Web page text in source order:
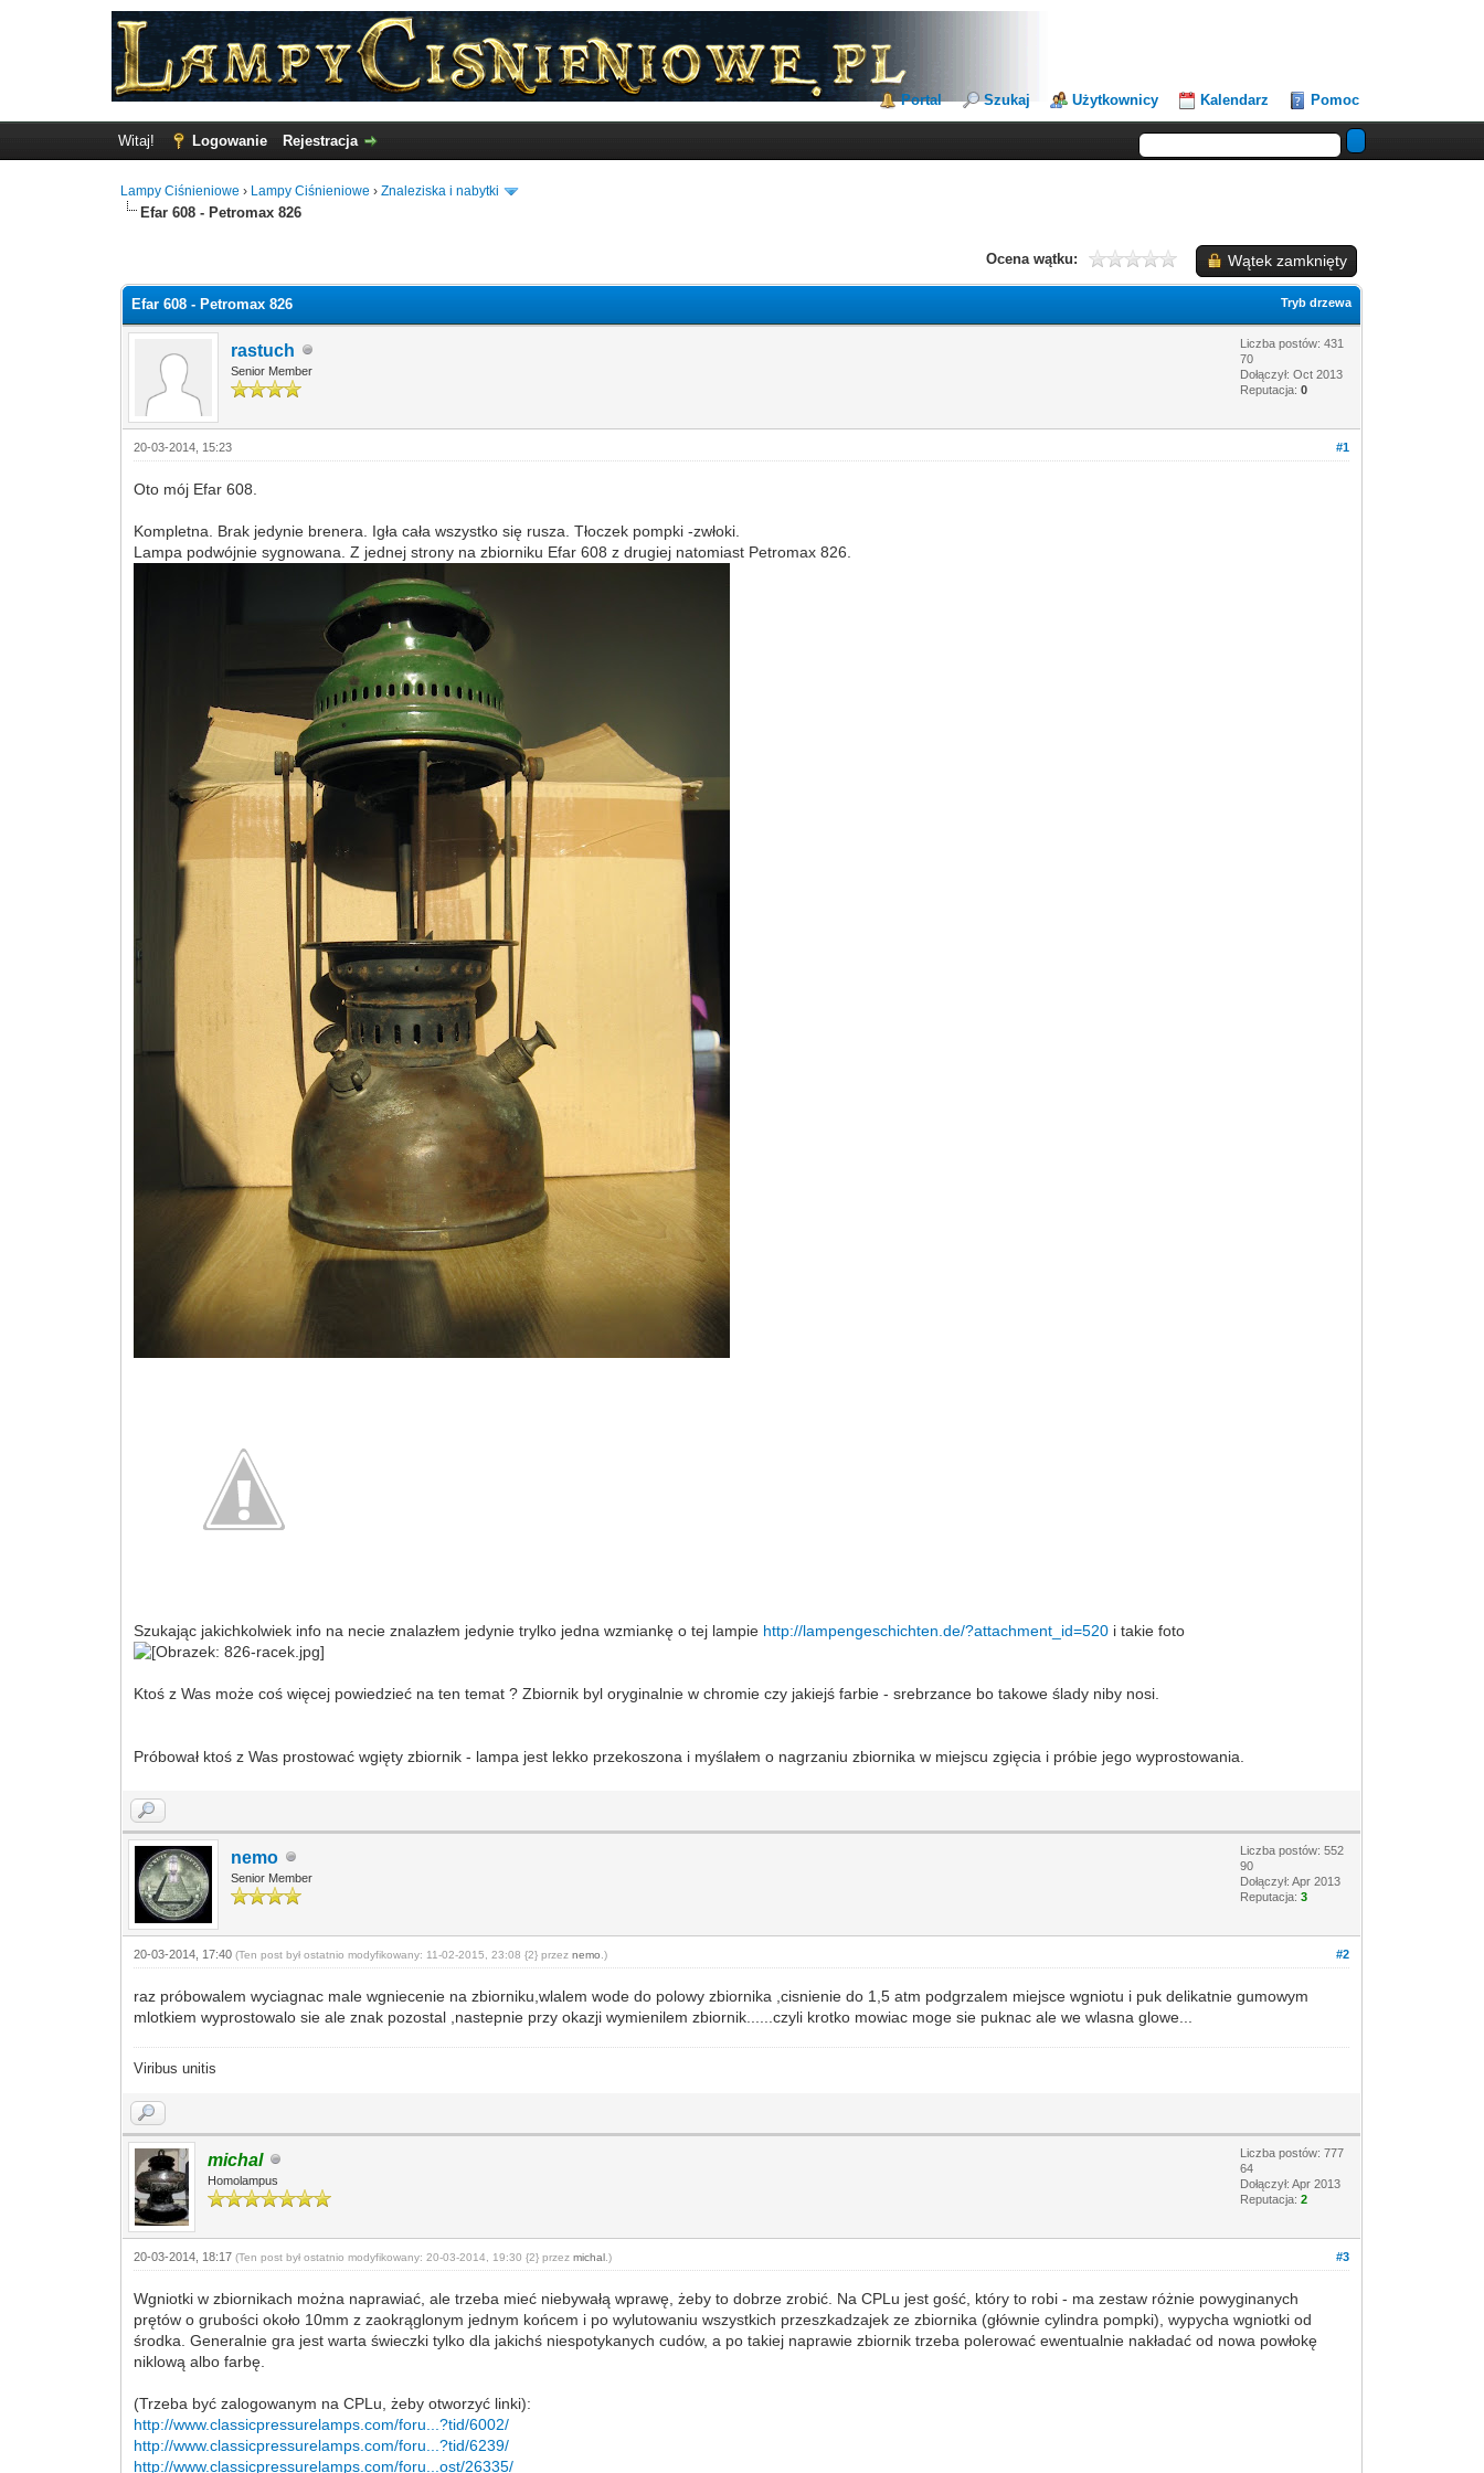
Portal Szukaj Użytkownicy Kalendarz Pomoc
Witaj! Logowanie Rejestracja
Lampy Ciśnieniowe › Lampy Ciśnieniowe ›Znaleziska i nabytki
Efar 608 - Petromax 826
Wątek zamknięty
Ocena wątku:
Tryb drzewa
Efar 608 - Petromax 826
rastuch
Senior Member
Liczba postów: 431
70
Dołączył: Oct 2013
Reputacja:0
#1
20-03-2014, 15:23
Oto mój Efar 608.
Kompletna. Brak jedynie brenera. Igła cała wszystko się rusza. Tłoczek pompki -zwłoki.
Lampa podwójnie sygnowana. Z jednej strony na zbiorniku Efar 608 z drugiej natomiast Petromax 826.
Szukając jakichkolwiek info na necie znalazłem jedynie trylko jedna wzmiankę o tej lampie http://lampengeschichten.de/?attachment_id=520 i takie foto
Ktoś z Was może coś więcej powiedzieć na ten temat ? Zbiornik byl oryginalnie w chromie czy jakiejś farbie - srebrzance bo takowe ślady niby nosi.
Próbował ktoś z Was prostować wgięty zbiornik - lampa jest lekko przekoszona i myślałem o nagrzaniu zbiornika w miejscu zgięcia i próbie jego wyprostowania.
nemo
Senior Member
Liczba postów: 552
90
Dołączył: Apr 2013
Reputacja:3
#2
20-03-2014, 17:40(Ten post był ostatnio modyfikowany: 11-02-2015, 23:08 {2} przeznemo .)
raz próbowalem wyciagnac male wgniecenie na zbiorniku,wlalem wode do polowy zbiornika ,cisnienie do 1,5 atm podgrzalem miejsce wgniotu i puk delikatnie gumowym
mlotkiem wyprostowalo sie ale znak pozostal ,nastepnie przy okazji wymienilem zbiornik......czyli krotko mowiac moge sie puknac ale we wlasna glowe...
Viribus unitis
michal
Homolampus
Liczba postów: 777
64
Dołączył: Apr 2013
Reputacja:2
#3
20-03-2014, 18:17(Ten post był ostatnio modyfikowany: 20-03-2014, 19:30 {2} przezmichal .)
Wgniotki w zbiornikach można naprawiać, ale trzeba mieć niebywałą wprawę, żeby to dobrze zrobić. Na CPLu jest gość, który to robi - ma zestaw różnie powyginanych
prętów o grubości około 10mm z zaokrąglonym jednym końcem i po wylutowaniu wszystkich przeszkadzajek ze zbiornika (głównie cylindra pompki), wypycha wgniotki od
środka. Generalnie gra jest warta świeczki tylko dla jakichś niespotykanych cudów, a po takiej naprawie zbiornik trzeba polerować ewentualnie nakładać od nowa powłokę
niklową albo farbę.
(Trzeba być zalogowanym na CPLu, żeby otworzyć linki):
http://www.classicpressurelamps.com/foru...?tid/6002/
http://www.classicpressurelamps.com/foru...?tid/6239/
http://www.classicpressurelamps.com/foru...ost/26335/